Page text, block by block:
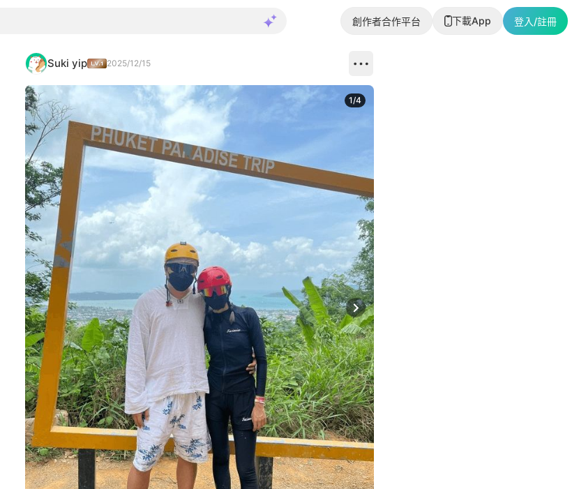
創作者合作平台 下載App 登入/註冊
Suki yip 2025/12/15
Next slide
1/4